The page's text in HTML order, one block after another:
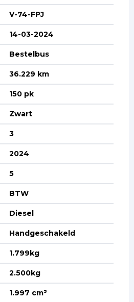
V-74-FPJ
14-03-2024
Bestelbus
36.229 km
150 pk
Zwart
3
2024
5
BTW
Diesel
Handgeschakeld
1.799kg
2.500kg
1.997 cm³